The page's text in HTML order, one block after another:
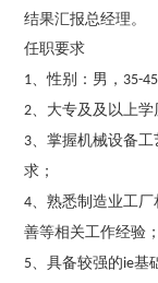
结果汇报总经理。
任职要求
1 、性别 ：男 ， 35-45
2
大专及 及以上学
3 、掌握机械设备工
求 ；
4 、熟悉制造业工厂
善等相关工作经验 ；
5 、具备较强的ie基